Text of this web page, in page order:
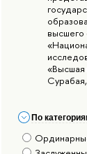
высшего
«Высшая
По